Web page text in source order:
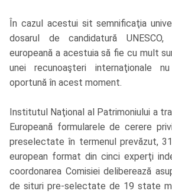
În cazul acestui sit semnificaţia
dosarul de candidatură
europeană a acestuia să fie cu mult
unei recunoaşteri internaţionale
oportună în acest moment.
Institutul Naţional al Patrimoniului a
Europeană formularele de cerere
preselectate în termenul prevăzut,
european format din cinci experţi
coordonarea Comisiei deliberează
de situri pre-selectate de 19 state